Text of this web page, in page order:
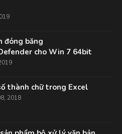
đóng băng
cho Win 7 64bit
thành chữ trong Excel
2018